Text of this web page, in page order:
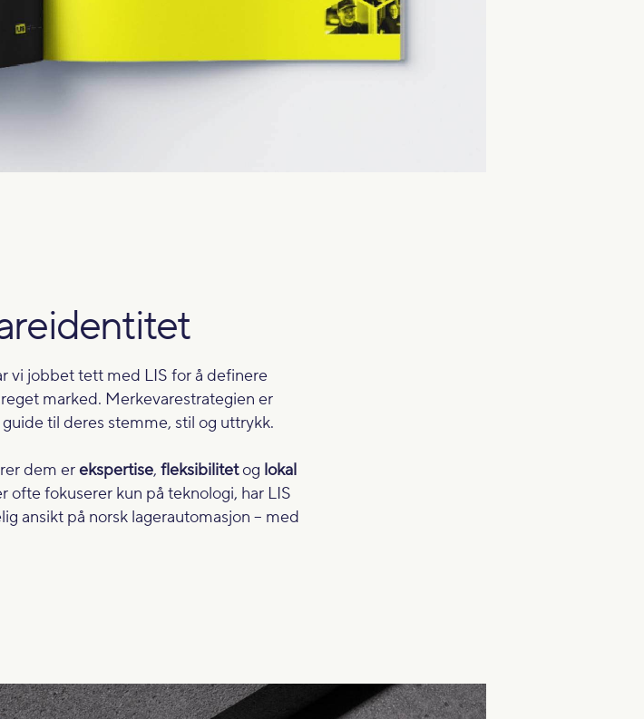
vi jobbet tett med LIS for å definere
marked. Merkevarestrategien er
til deres stemme, stil og uttrykk.
dem erekspertise, fleksibilitetog lokal
ofte fokuserer kun på teknologi, har LIS
ansikt på norsk lagerautomasjon – med